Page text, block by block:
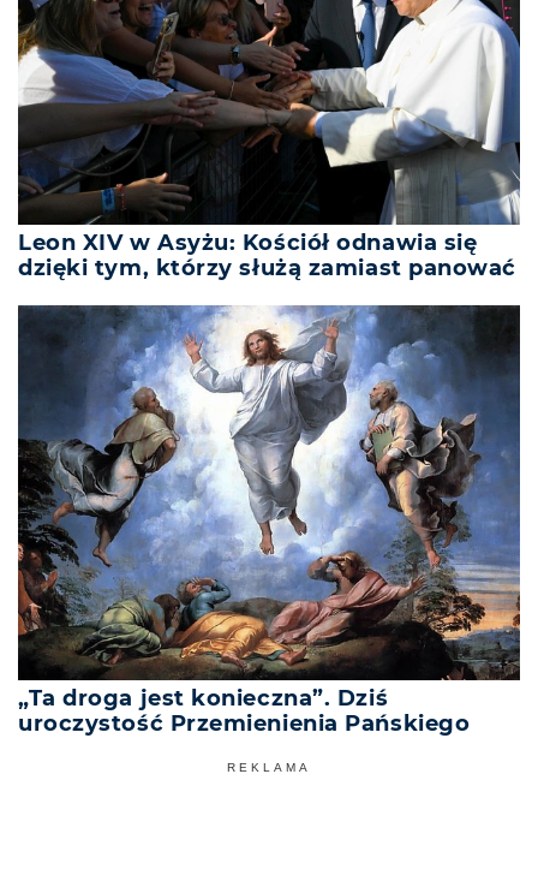
Leon XIV w Asyżu: Kościół odnawia się
dzięki tym, którzy służą zamiast panować
„Ta droga jest konieczna”. Dziś
uroczystość Przemienienia Pańskiego
REKLAMA